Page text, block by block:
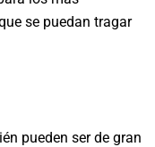
se puedan tragar
pueden ser de gran